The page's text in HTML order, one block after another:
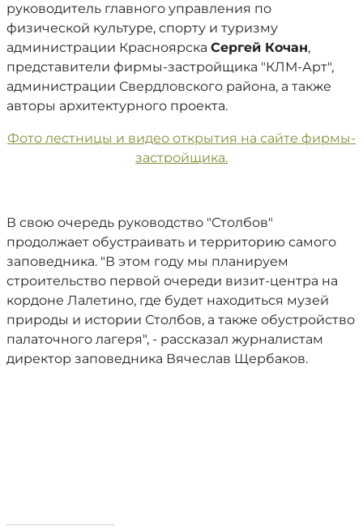
руководитель главного управления по
физической культуре, спорту и туризму
администрации Красноярска Сергей Кочан,
представители фирмы-застройщика "КЛМ-Арт",
администрации Свердловского района, а также
авторы архитектурного проекта.
Фото лестницы и видео открытия на сайте фирмы-
застройщика.
В свою очередь руководство "Столбов"
продолжает обустраивать и территорию самого
заповедника. "В этом году мы планируем
строительство первой очереди визит-центра на
кордоне Лалетино, где будет находиться музей
природы и истории Столбов, а также обустройство
палаточного лагеря", - рассказал журналистам
директор заповедника Вячеслав Щербаков.